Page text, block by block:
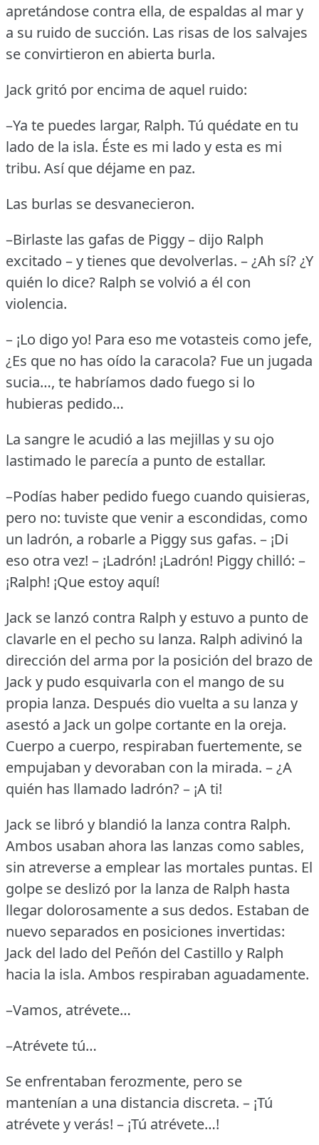
apretándose contra ella, de espaldas al mar y
a su ruido de succión. Las risas de los salvajes
se convirtieron en abierta burla.
Jack gritó por encima de aquel ruido:
–Ya te puedes largar, Ralph. Tú quédate en tu
lado de la isla. Éste es mi lado y esta es mi
tribu. Así que déjame en paz.
Las burlas se desvanecieron.
–Birlaste las gafas de Piggy – dijo Ralph
excitado – y tienes que devolverlas. – ¿Ah sí?¿Y
quién lo dice? Ralph se volvió a él con
violencia.
– ¡Lo digo yo! Para eso me votasteis como jefe,
¿Es que no has oído la caracola? Fue un jugada
sucia…, te habríamos dado fuego si lo
hubieras pedido…
La sangre le acudió a las mejillas y su ojo
lastimado le parecía a punto de estallar.
–Podías haber pedido fuego cuando quisieras,
pero no: tuviste que venir a escondidas, como
un ladrón, a robarle a Piggy sus gafas. – ¡Di
eso otra vez! – ¡Ladrón! ¡Ladrón! Piggy chilló: –
¡Ralph! ¡Que estoy aquí!
Jack se lanzó contra Ralph y estuvo a punto de
clavarle en el pecho su lanza. Ralph adivinó la
dirección del arma por la posición del brazo de
Jack y pudo esquivarla con el mango de su
propia lanza. Después dio vuelta a su lanza y
asestó a Jack un golpe cortante en la oreja.
Cuerpo a cuerpo, respiraban fuertemente, se
empujaban y devoraban con la mirada. – ¿A
quién has llamado ladrón?– ¡A ti!
Jack se libró y blandió la lanza contra Ralph.
Ambos usaban ahora las lanzas como sables,
sin atreverse a emplear las mortales puntas. El
golpe se deslizó por la lanza de Ralph hasta
llegar dolorosamente a sus dedos. Estaban de
nuevo separados en posiciones invertidas:
Jack del lado del Peñón del Castillo y Ralph
hacia la isla. Ambos respiraban aguadamente.
–Vamos, atrévete…
–Atrévete tú…
Se enfrentaban ferozmente, pero se
mantenían a una distancia discreta. – ¡Tú
atrévete y verás! – ¡Tú atrévete…!